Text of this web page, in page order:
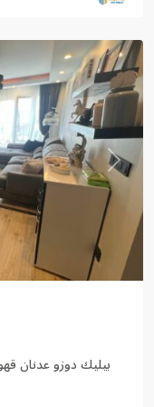
Next
بيليك دوزو عدنان